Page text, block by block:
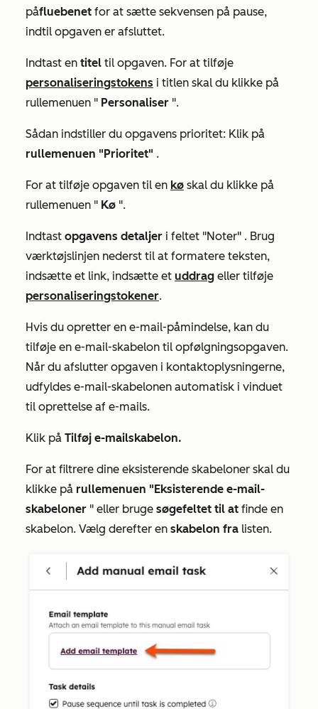
påfluebenet for at sætte sekvensen på pause,
indtil opgaven er afsluttet.
Indtast en titel til opgaven. For at tilføje
personaliseringstokens i titlen skal du klikke på
rullemenuen " Personaliser ".
Sådan indstiller du opgavens prioritet: Klik på
rullemenuen "Prioritet" .
For at tilføje opgaven til en kø skal du klikke på
rullemenuen " Kø ".
Indtast opgavens detaljer i feltet "Noter" . Brug
værktøjslinjen nederst til at formatere teksten,
indsætte et link, indsætte et uddrag eller tilføje
personaliseringstokener.
Hvis du opretter en e-mail-påmindelse, kan du
tilføje en e-mail-skabelon til opfølgningsopgaven.
Når du afslutter opgaven i kontaktoplysningerne,
udfyldes e-mail-skabelonen automatisk i vinduet
til oprettelse af e-mails.
Klik på Tilføj e-mailskabelon.
For at filtrere dine eksisterende skabeloner skal du
klikke på rullemenuen "Eksisterende e-mail-
skabeloner " eller bruge søgefeltet til at finde en
skabelon. Vælg derefter en skabelon fra listen.